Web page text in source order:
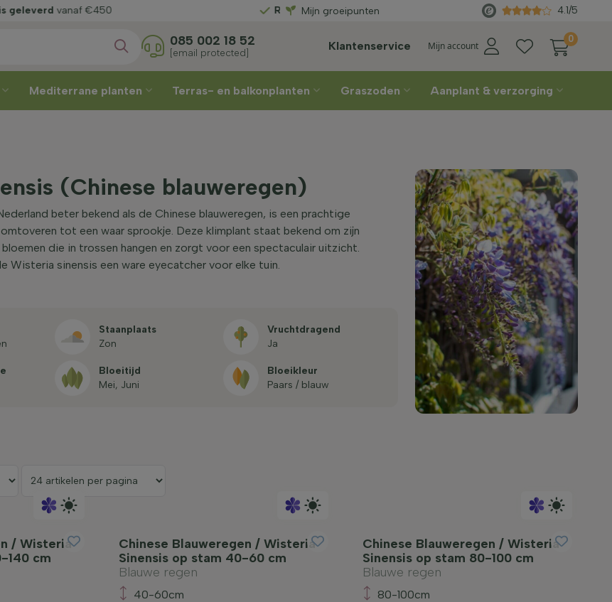
uw leverweek Gratis geleverdvanaf €450
Mijn groeipunten 4.1/5
Klantenservice Mijn account
0
085 002 18 52
[email protected]
Mediterrane planten Terras- en balkonplanten Graszoden Aanplant & verzorging
(Chinese blauweregen)
beter bekend als de Chinese blauweregen, is een prachtige
tot een waar sprookje. Deze klimplant staat bekend om zijn
die in trossen hangen en zorgt voor een spectaculair uitzicht.
Wisteria sinensis een ware eyecatcher voor elke tuin.
Staan­plaats
Zon
Vrucht­dragend
Ja
Bloeitijd
Mei, Juni
Bloeikleur
Paars / blauw
/ Wisteria
140 cm
Chinese Blauweregen / Wisteria
Sinensis op stam 40-60 cm
Blauwe regen
40-60cm
Chinese Blauweregen / Wisteria
Sinensis op stam 80-100 cm
Blauwe regen
80-100cm